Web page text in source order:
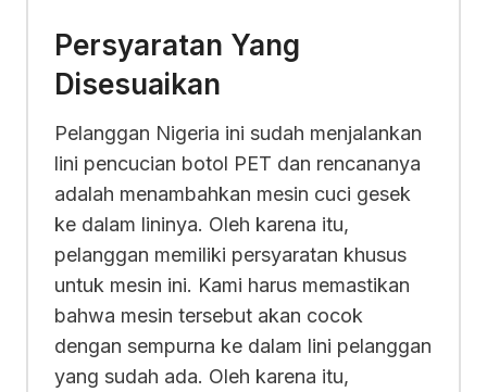
Persyaratan Yang
Disesuaikan
Pelanggan Nigeria ini sudah menjalankan
lini pencucian botol PET dan rencananya
adalah menambahkan mesin cuci gesek
ke dalam lininya. Oleh karena itu,
pelanggan memiliki persyaratan khusus
untuk mesin ini. Kami harus memastikan
bahwa mesin tersebut akan cocok
dengan sempurna ke dalam lini pelanggan
yang sudah ada. Oleh karena itu,